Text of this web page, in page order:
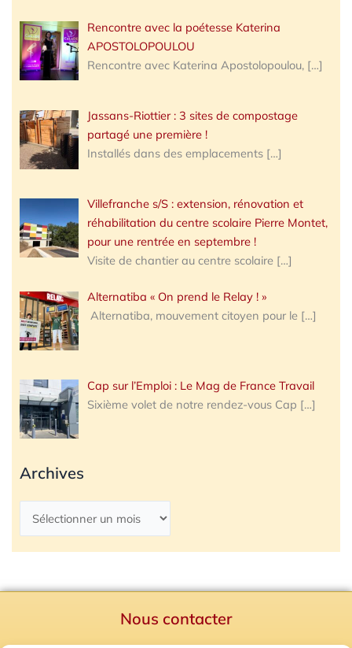
Rencontre avec la poétesse Katerina
APOSTOLOPOULOU
Rencontre avec Katerina Apostolopoulou, […]
Jassans-Riottier : 3 sites de compostage
partagé une première !
Installés dans des emplacements […]
Villefranche s/S : extension, rénovation et
réhabilitation du centre scolaire Pierre Montet,
pour une rentrée en septembre !
Visite de chantier au centre scolaire […]
Alternatiba « On prend le Relay ! »
Alternatiba, mouvement citoyen pour le […]
Cap sur l’Emploi : Le Mag de France Travail
Sixième volet de notre rendez-vous Cap […]
Archives
Nous contacter